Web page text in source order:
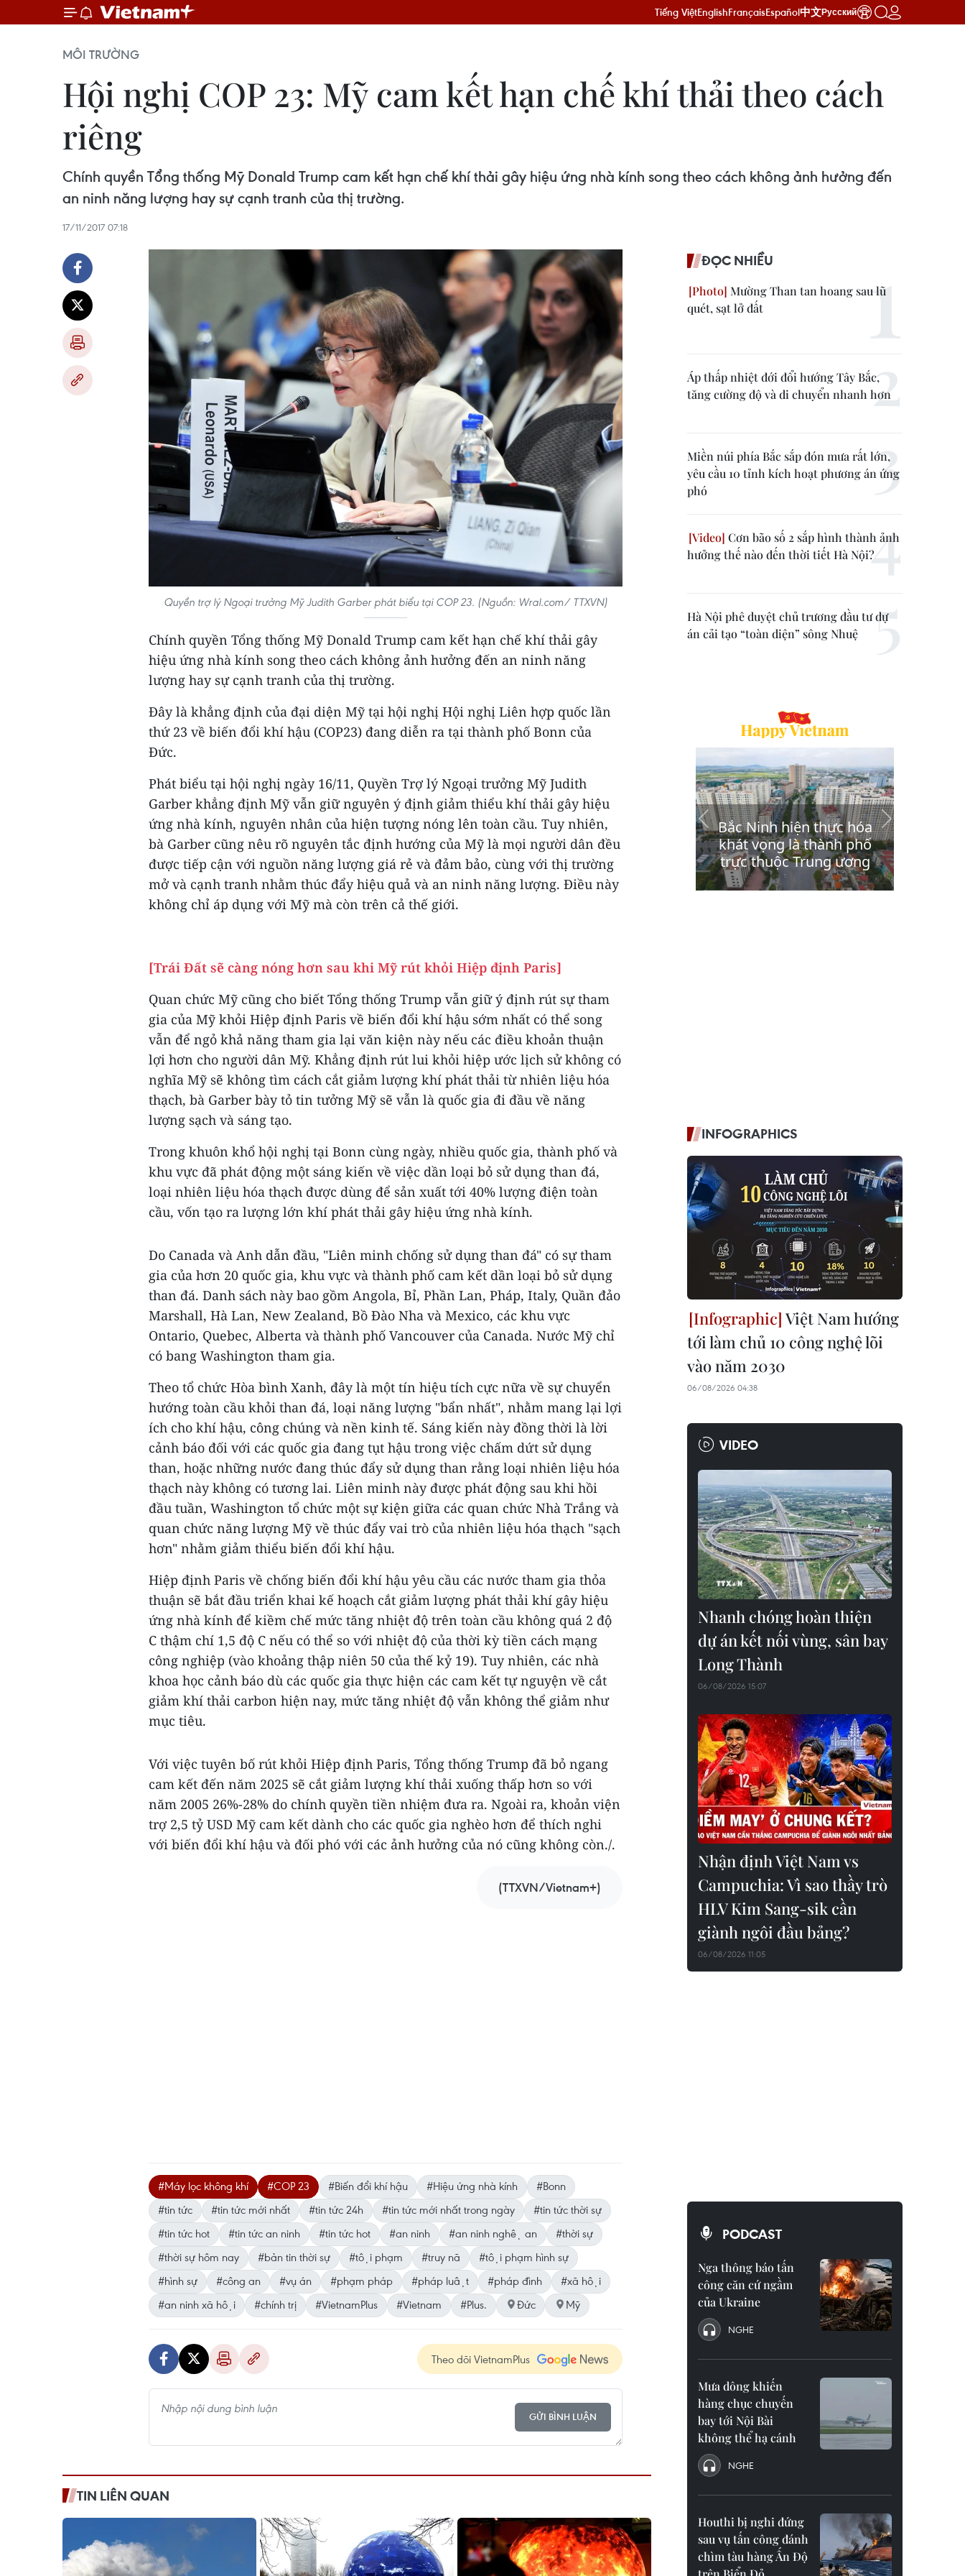
Tiếng ViệtEnglishFrançaisEspañol中文Русский
MÔI TRƯỜNG
Hội nghị COP 23: Mỹ cam kết hạn chế khí thải theo cách
riêng
Chính quyền Tổng thống Mỹ Donald Trump cam kết hạn chế khí thải gây hiệu ứng nhà kính song theo cách không ảnh hưởng đến
an ninh năng lượng hay sự cạnh tranh của thị trường.
17/11/2017 07:18
Quyền trợ lý Ngoại trưởng Mỹ Judith Garber phát biểu tại COP 23. (Nguồn: Wral.com/ TTXVN)
Chính quyền Tổng thống Mỹ Donald Trump cam kết hạn chế khí thải gây
hiệu ứng nhà kính song theo cách không ảnh hưởng đến an ninh năng
lượng hay sự cạnh tranh của thị trường.
Đây là khẳng định của đại diện Mỹ tại hội nghị Hội nghị Liên hợp quốc lần
thứ 23 về biến đổi khí hậu (COP23) đang diễn ra tại thành phố Bonn của
Đức.
Phát biểu tại hội nghị ngày 16/11, Quyền Trợ lý Ngoại trưởng Mỹ Judith
Garber khẳng định Mỹ vẫn giữ nguyên ý định giảm thiểu khí thải gây hiệu
ứng nhà kính, nguyên nhân của hiện tượng nóng lên toàn cầu. Tuy nhiên,
bà Garber cũng nêu rõ nguyên tắc định hướng của Mỹ là mọi người dân đều
được tiếp cận với nguồn năng lượng giá rẻ và đảm bảo, cùng với thị trường
mở và cạnh tranh nhằm thúc đẩy hiệu quả và an ninh năng lượng. Điều này
không chỉ áp dụng với Mỹ mà còn trên cả thế giới.
[Trái Đất sẽ càng nóng hơn sau khi Mỹ rút khỏi Hiệp định Paris]
Quan chức Mỹ cũng cho biết Tổng thống Trump vẫn giữ ý định rút sự tham
gia của Mỹ khỏi Hiệp định Paris về biến đổi khí hậu sớm nhất có thể song
vẫn để ngỏ khả năng tham gia lại văn kiện này nếu các điều khoản thuận
lợi hơn cho người dân Mỹ. Khẳng định rút lui khỏi hiệp ước lịch sử không có
nghĩa Mỹ sẽ không tìm cách cắt giảm lượng khí phát thải từ nhiên liệu hóa
thạch, bà Garber bày tỏ tin tưởng Mỹ sẽ vẫn là quốc gia đi đầu về năng
lượng sạch và sáng tạo.
Trong khuôn khổ hội nghị tại Bonn cùng ngày, nhiều quốc gia, thành phố và
khu vực đã phát động một sáng kiến về việc dần loại bỏ sử dụng than đá,
loại nhiên liệu hóa thạch được dùng để sản xuất tới 40% lượng điện toàn
cầu, vốn tạo ra lượng lớn khí phát thải gây hiệu ứng nhà kính.
Do Canada và Anh dẫn đầu, "Liên minh chống sử dụng than đá" có sự tham
gia của hơn 20 quốc gia, khu vực và thành phố cam kết dần loại bỏ sử dụng
than đá. Danh sách này bao gồm Angola, Bỉ, Phần Lan, Pháp, Italy, Quần đảo
Marshall, Hà Lan, New Zealand, Bồ Đào Nha và Mexico, các khu vực
Ontario, Quebec, Alberta và thành phố Vancouver của Canada. Nước Mỹ chỉ
có bang Washington tham gia.
Theo tổ chức Hòa bình Xanh, đây là một tín hiệu tích cực nữa về sự chuyển
hướng toàn cầu khỏi than đá, loại năng lượng "bẩn nhất", nhằm mang lại lợi
ích cho khí hậu, công chúng và nền kinh tế. Sáng kiến này đồng thời là lời
cảnh báo đối với các quốc gia đang tụt hậu trong việc chấm dứt sử dụng
than, hoặc những nước đang thúc đẩy sử dụng than rằng loại nhiên liệu hóa
thạch này không có tương lai. Liên minh này được phát động sau khi hồi
đầu tuần, Washington tổ chức một sự kiện giữa các quan chức Nhà Trắng và
quan chức năng lượng Mỹ về thúc đẩy vai trò của nhiên liệu hóa thạch "sạch
hơn" nhằm giảm thiểu biến đổi khí hậu.
Hiệp định Paris về chống biến đổi khí hậu yêu cầu các nước tham gia thỏa
thuận sẽ bắt đầu triển khai kế hoạch cắt giảm lượng phát thải khí gây hiệu
ứng nhà kính để kiềm chế mức tăng nhiệt độ trên toàn cầu không quá 2 độ
C thậm chí 1,5 độ C nếu có thể so với nhiệt độ của thời kỳ tiền cách mạng
công nghiệp (vào khoảng thập niên 50 của thế kỷ 19). Tuy nhiên, các nhà
khoa học cảnh báo dù các quốc gia thực hiện các cam kết tự nguyện về cắt
giảm khí thải carbon hiện nay, mức tăng nhiệt độ vẫn không thể giảm như
mục tiêu.
Với việc tuyên bố rút khỏi Hiệp định Paris, Tổng thống Trump đã bỏ ngang
cam kết đến năm 2025 sẽ cắt giảm lượng khí thải xuống thấp hơn so với
năm 2005 26%-28% do chính quyền tiền nhiệm đưa ra. Ngoài ra, khoản viện
trợ 2,5 tỷ USD Mỹ cam kết dành cho các quốc gia nghèo hơn để thích nghi
với biến đổi khí hậu và đối phó với các ảnh hưởng của nó cũng không còn./.
(TTXVN/Vietnam+)
#Máy lọc không khí #COP 23 #Biến đổi khí hậu #Hiệu ứng nhà kính
#Bonn
#tin tức
#tin tức mới nhất #tin tức 24h #tin tức mới nhất trong ngày
#tin tức thời sự
#tin tức hot
#tin tức an ninh #tin tức hot #an ninh #an ninh nghệ an
#thời sự
#thời sự hôm nay
#bản tin thời sự #tội phạm #truy nã
#tội phạm hình sự
#hình sự
#công an #vụ án #phạm pháp #pháp luật #pháp đình
#xã hội
#an ninh xã hội
#chính trị #VietnamPlus #Vietnam #Plus. Đức Mỹ
Theo dõi VietnamPlus
GỬI BÌNH LUẬN
TIN LIÊN QUAN
ĐỌC NHIỀU
Mường Than tan hoang sau lũ
quét, sạt lở đất
Áp thấp nhiệt đới đổi hướng Tây Bắc,
tăng cường độ và di chuyển nhanh hơn
Miền núi phía Bắc sắp đón mưa rất lớn,
yêu cầu 10 tỉnh kích hoạt phương án ứng
phó
Cơn bão số 2 sắp hình thành ảnh
hưởng thế nào đến thời tiết Hà Nội?
Hà Nội phê duyệt chủ trương đầu tư dự
án cải tạo “toàn diện” sông Nhuệ
INFOGRAPHICS
Việt Nam hướng
tới làm chủ 10 công nghệ lõi
vào năm 2030
06/08/2026 04:38
VIDEO
Nhanh chóng hoàn thiện
dự án kết nối vùng, sân bay
Long Thành
06/08/2026 15:07
Nhận định Việt Nam vs
Campuchia: Vì sao thầy trò
HLV Kim Sang-sik cần
giành ngôi đầu bảng?
06/08/2026 11:05
PODCAST
Nga thông báo tấn
công căn cứ ngầm
của Ukraine
NGHE
Mưa dông khiến
hàng chục chuyến
bay tới Nội Bài
không thể hạ cánh
NGHE
Houthi bị nghi đứng
sau vụ tấn công đánh
chìm tàu hàng Ấn Độ